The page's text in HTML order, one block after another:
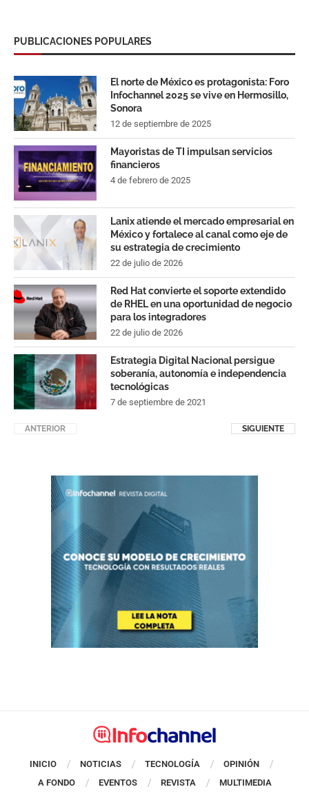
PUBLICACIONES POPULARES
El norte de México es protagonista: Foro
Infochannel 2025 se vive en Hermosillo,
Sonora
12 de septiembre de 2025
Mayoristas de TI impulsan servicios
financieros
4 de febrero de 2025
Lanix atiende el mercado empresarial en
México y fortalece al canal como eje de
su estrategia de crecimiento
22 de julio de 2026
Red Hat convierte el soporte extendido
de RHEL en una oportunidad de negocio
para los integradores
22 de julio de 2026
Estrategia Digital Nacional persigue
soberanía, autonomía e independencia
tecnológicas
7 de septiembre de 2021
ANTERIOR SIGUIENTE
INICIO NOTICIAS TECNOLOGÍA
OPINIÓN
A FONDO
EVENTOS REVISTA MULTIMEDIA